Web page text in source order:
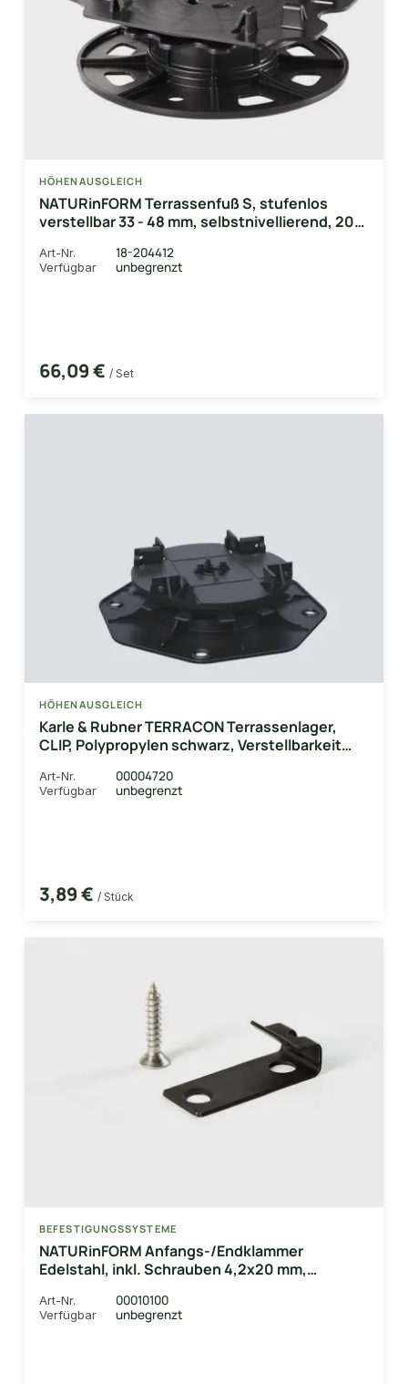
HÖHENAUSGLEICH
NATURinFORM Terrassenfuß S, stufenlos
verstellbar 33 - 48 mm, selbstnivellierend, 20
Art-Nr. 18-204412
Verfügbar unbegrenzt
66,09 € / Set
HÖHENAUSGLEICH
Karle & Rubner TERRACON Terrassenlager,
CLIP, Polypropylen schwarz, Verstellbarkeit
Art-Nr. 00004720
Verfügbar unbegrenzt
3,89 € / Stück
BEFESTIGUNGSSYSTEME
NATURinFORM Anfangs-/Endklammer
Edelstahl, inkl. Schrauben 4,2x20 mm,
Art-Nr. 00010100
Verfügbar unbegrenzt